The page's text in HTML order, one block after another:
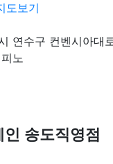
도보기
연수구 컨벤시아대
노
송도직영점